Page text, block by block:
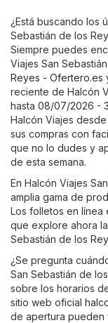
¿Está buscando los
Sebastián de los
Siempre puedes
Viajes San
Reyes - Ofertero.es
reciente de Halcón
hasta 08/07/2026 -
Halcón Viajes
sus compras con
que no lo dudes y
de esta semana.
En Halcón Viajes
amplia gama de
Los folletos en línea
que explore ahora
Sebastián de los
¿Se pregunta
San Sebastián de
sobre los horarios
sitio web oficial
de apertura pueden